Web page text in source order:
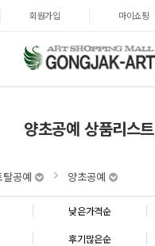
회원가입 마이쇼핑
양초공예 상품리스트
탈공예 양초공예
낮은가격순
후기많은순